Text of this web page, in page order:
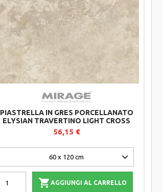
PIASTRELLA IN GRES PORCELLANATO
ELYSIAN TRAVERTINO LIGHT CROSS
EY13 - MIRAGE - SPESSORE 20 MM
56,15 €
AGGIUNGI AL CARRELLO